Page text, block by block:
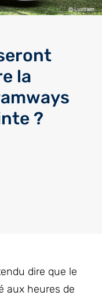
la
?
dire que le
aux heures de